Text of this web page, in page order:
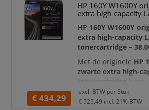
multifunctionals en
zakelijke
beveiliging en
afdrukkwaliteit
HP 160Y W1600Y
extra high-capacity
HP 160Y W1600Y
extra high-capacity
tonercartridge –
Met de originele HP
zwarte extra high-
tonercartridge
zwart-witafdrukken,
printerprestaties en
€ 434,29
excl. BTW per Stuk
€ 525,49 incl. 21% BTW